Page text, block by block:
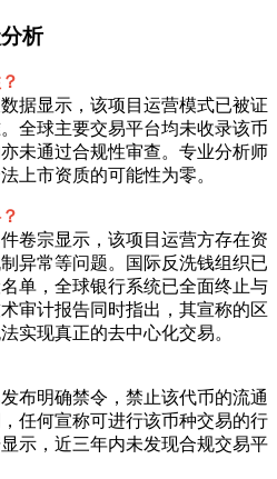
析
据显示，该项目运营模式已被证
全球主要交易平台均未收录该币
未通过合规性审查。专业分析师
上市资质的可能性为零。
卷宗显示，该项目运营方存在资
异常等问题。国际反洗钱组织已
单，全球银行系统已全面终止与
审计报告同时指出，其宣称的区
实现真正的去中心化交易。
布明确禁令，禁止该代币的流通
任何宣称可进行该币种交易的行
示，近三年内未发现合规交易平